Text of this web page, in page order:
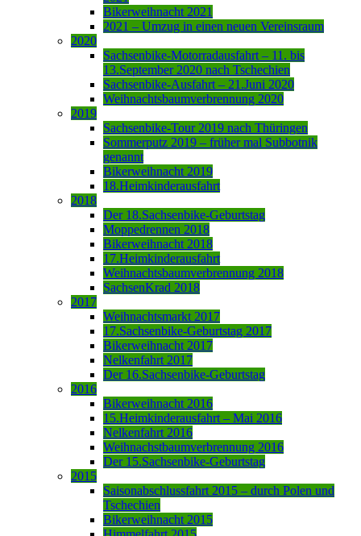
Bikerweihnacht 2021
2021 – Umzug in einen neuen Vereinsraum
2020
Sachsenbike-Motorradausfahrt – 11. bis
13.September 2020 nach Tschechien
Sachsenbike-Ausfahrt – 21.Juni 2020
Weihnachtsbaumverbrennung 2020
2019
Sachsenbike-Tour 2019 nach Thüringen
Sommerputz 2019 – früher mal Subbotnik
genannt
Bikerweihnacht 2019
18.Heimkinderausfahrt
2018
Der 18.Sachsenbike-Geburtstag
Moppedrennen 2018
Bikerweihnacht 2018
17.Heimkinderausfahrt
Weihnachtsbaumverbrennung 2018
SachsenKrad 2018
2017
Weihnachtsmarkt 2017
17.Sachsenbike-Geburtstag 2017
Bikerweihnacht 2017
Nelkenfahrt 2017
Der 16.Sachsenbike-Geburtstag
2016
Bikerweihnacht 2016
15.Heimkinderausfahrt – Mai 2016
Nelkenfahrt 2016
Weihnachstbaumverbrennung 2016
Der 15.Sachsenbike-Geburtstag
2015
Saisonabschlussfahrt 2015 – durch Polen und
Tschechien
Bikerweihnacht 2015